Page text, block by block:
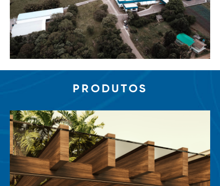
PRODUTOS